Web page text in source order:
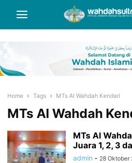
Home Tags MTs Al Wahdah Kendari
MTs Al Wahdah
MTs Al
Juara 1, 2, 3
admin - 28 Oktober